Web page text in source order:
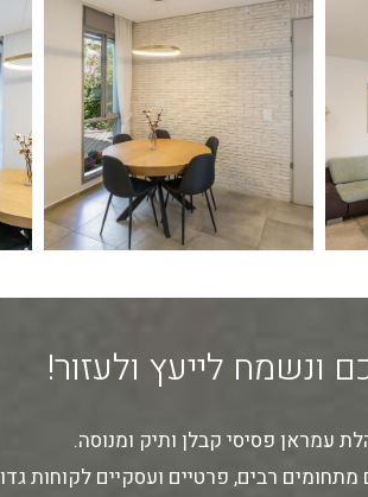
ונשמח לייעץ ולעזור!
עמראן פסיסי קבלן ותיק ומנוסה.
רבים, פרטיים ועסקיים לקוחות